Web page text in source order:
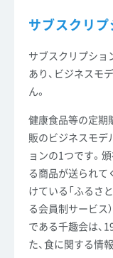
サブスクリ
サブスクリプショ
あり、ビジネスモ
ん。
健康食品等の定期
販のビジネスモデ
ョンの1つです。
る商品が送られて
けている「ふるさ
る会員制サービス
である千趣会は、
た、食に関する情